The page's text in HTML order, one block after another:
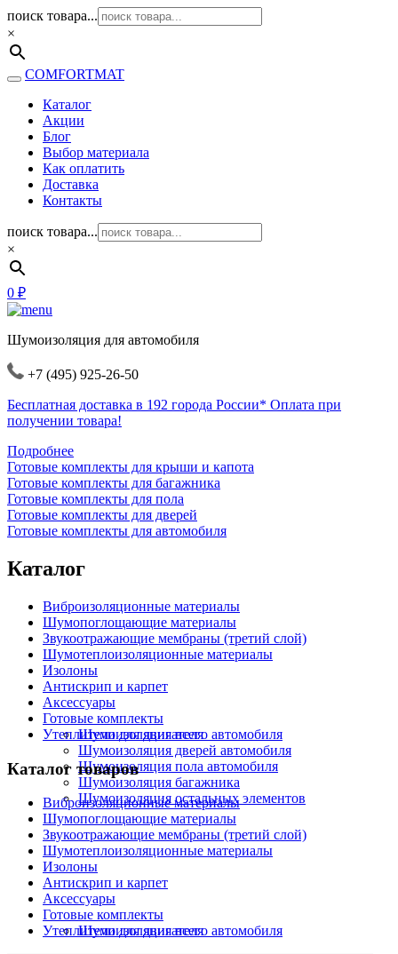
поиск товара...
×
COMFORTMAT
Каталог
Акции
Блог
Выбор материала
Как оплатить
Доставка
Контакты
поиск товара...
×
0 ₽
Шумоизоляция для автомобиля
+7 (495) 925-26-50
Бесплатная доставка в 192 города России* Оплата при
получении товара!
Подробнее
Готовые комплекты для крыши и капота
Готовые комплекты для багажника
Готовые комплекты для пола
Готовые комплекты для дверей
Готовые комплекты для автомобиля
Каталог
Виброизоляционные материалы
Шумопоглощающие материалы
Звукоотражающие мембраны (третий слой)
Шумотеплоизоляционные материалы
Изолоны
Антискрип и карпет
Аксессуары
Готовые комплекты
Шумоизоляция всего автомобиля
Шумоизоляция дверей автомобиля
Шумоизоляция пола автомобиля
Шумоизоляция багажника
Шумоизоляция остальных элементов
Утеплители для двигателя
Каталог товаров
Виброизоляционные материалы
Шумопоглощающие материалы
Звукоотражающие мембраны (третий слой)
Шумотеплоизоляционные материалы
Изолоны
Антискрип и карпет
Аксессуары
Готовые комплекты
Шумоизоляция всего автомобиля
Утеплители для двигателя